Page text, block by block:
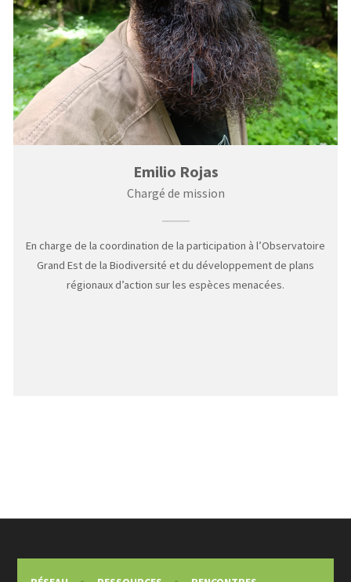
Emilio Rojas
Chargé de mission
En charge de la coordination de la participation à l’Observatoire
Grand Est de la Biodiversité et du développement de plans
régionaux d’action sur les espèces menacées.